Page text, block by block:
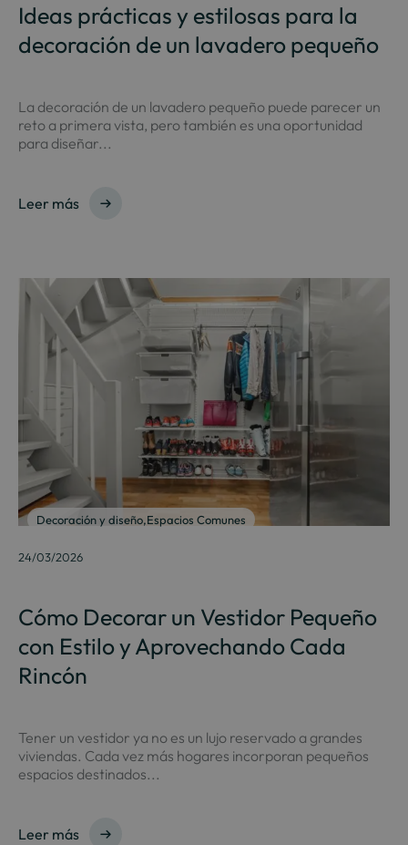
Ideas prácticas y estilosas para la
decoración de un lavadero pequeño
La decoración de un lavadero pequeño puede parecer un
reto a primera vista, pero también es una oportunidad
para diseñar...
Leer más
Decoración y diseño,Espacios Comunes
24/03/2026
Cómo Decorar un Vestidor Pequeño
con Estilo y Aprovechando Cada
Rincón
Tener un vestidor ya no es un lujo reservado a grandes
viviendas. Cada vez más hogares incorporan pequeños
espacios destinados...
Leer más